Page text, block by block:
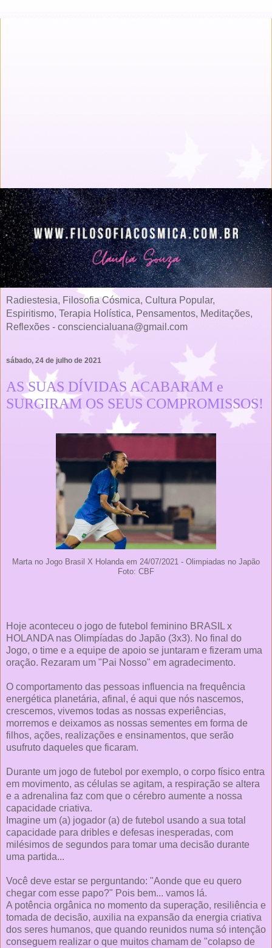
Radiestesia, Filosofia Cósmica, Cultura Popular,
Espiritismo, Terapia Holística, Pensamentos, Meditações,
Reflexões - consciencialuana@gmail.com
sábado, 24 de julho de 2021
AS SUAS DÍVIDAS ACABARAM e
SURGIRAM OS SEUS COMPROMISSOS!
Marta no Jogo Brasil X Holanda em 24/07/2021 - Olimpiadas no Japão
Foto: CBF
Hoje aconteceu o jogo de futebol feminino BRASIL x
HOLANDA nas Olimpíadas do Japão (3x3). No final do
Jogo, o time e a equipe de apoio se juntaram e fizeram uma
oração. Rezaram um "Pai Nosso" em agradecimento.
O comportamento das pessoas influencia na frequência
energética planetária, afinal, é aqui que nós nascemos,
crescemos, vivemos todas as nossas experiências,
morremos e deixamos as nossas sementes em forma de
filhos, ações, realizações e ensinamentos, que serão
usufruto daqueles que ficaram.
Durante um jogo de futebol por exemplo, o corpo físico entra
em movimento, as células se agitam, a respiração se altera
e a adrenalina faz com que o cérebro aumente a nossa
capacidade criativa.
Imagine um (a) jogador (a) de futebol usando a sua total
capacidade para dribles e defesas inesperadas, com
milésimos de segundos para tomar uma decisão durante
uma partida...
Você deve estar se perguntando: "Aonde que eu quero
chegar com esse papo?" Pois bem... vamos lá.
A potência orgânica no momento da superação, resiliência e
tomada de decisão, auxilia na expansão da energia criativa
dos seres humanos, que quando reunidos numa só intenção
conseguem realizar o que muitos chamam de "colapso de